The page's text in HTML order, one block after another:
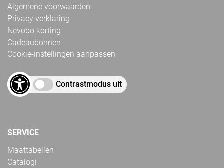
Algemene voorwaarden
Privacy verklaring
Nevobo korting
Cadeaubonnen
Cookie-instellingen aanpassen
Contrastmodus uit
SERVICE
Maattabellen
Catalogi